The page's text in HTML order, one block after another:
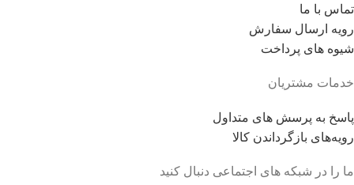
تماس با ما
رویه ارسال سفارش
شیوه های پرداخت
خدمات مشتریان
پاسخ به پرسش های متداول
رویه‌های بازگرداندن کالا
ما را در شبکه های اجتماعی دنبال کنید